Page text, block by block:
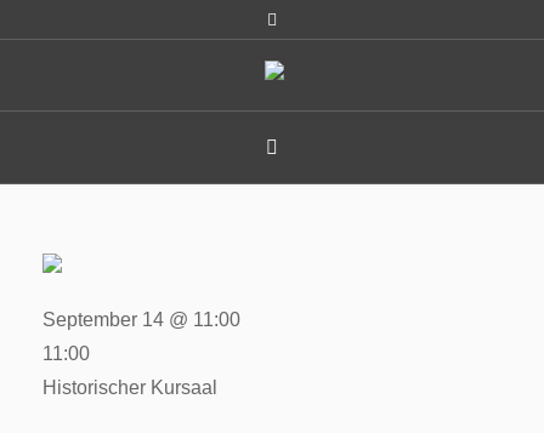
September 14 @ 11:00
11:00
Historischer Kursaal